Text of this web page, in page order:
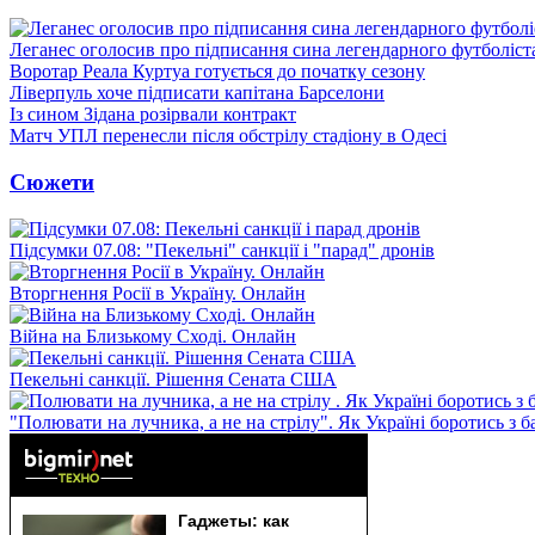
Леганес оголосив про підписання сина легендарного
Воротар Реала Куртуа готується до початку сезону
Ліверпуль хоче підписати капітана Барселони
Із сином Зідана розірвали контракт
Матч УПЛ перенесли після обстрілу стадіону в Одесі
Сюжети
Підсумки 07.08: "Пекельні" санкції і "парад" дронів
Вторгнення Росії в Україну. Онлайн
Війна на Близькому Сході. Онлайн
Пекельні санкції. Рішення Сената США
"Полювати на лучника, а не на стрілу". Як Україні боротись з